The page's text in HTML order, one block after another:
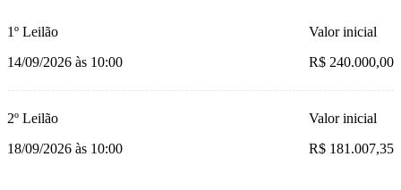
1º Leilão
14/09/2026 às 10:00
Valor inicial
R$ 240.000,00
2º Leilão
18/09/2026 às 10:00
Valor inicial
R$ 181.007,35